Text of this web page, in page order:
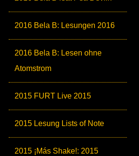
2016 Bela B: Lesungen 2016
2016 Bela B: Lesen ohne
Atomstrom
2015 FURT Live 2015
2015 Lesung Lists of Note
2015 ¡Más Shake!: 2015